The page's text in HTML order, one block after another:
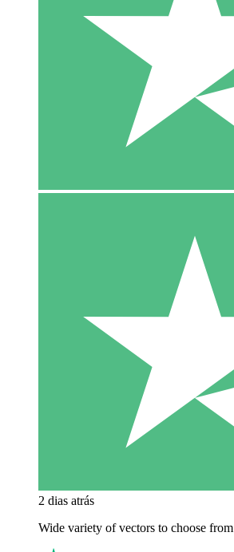
2 dias atrás
Wide variety of vectors to choose from